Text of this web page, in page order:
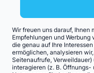
Wir freuen uns darauf, Ihnen
Empfehlungen und
die genau auf Ihre
ermöglichen, analysieren
Seitenaufrufe,
interagieren (z. B.